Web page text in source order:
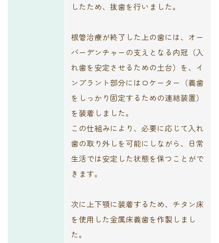
したため、抜歯を行いました。
根管治療が終了した上の歯には、オー
バーデンチャーの支えとなる内冠（入
れ歯を安定させるための土台）を、イ
ンプラント部分にはロケーター（義歯
をしっかり固定するための連結装置）
を装着しました。
この仕組みにより、必要に応じて入れ
歯の取り外しを可能にしながら、日常
生活では安定した状態を保つことがで
きます。
次に上下顎に装着するため、チタン床
を使用した金属床義歯を作製しまし
た。